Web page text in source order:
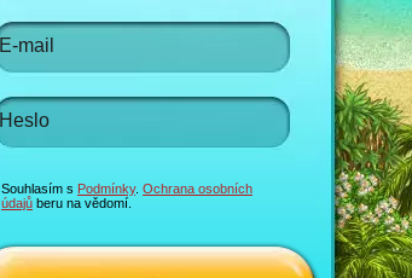
Souhlasím s Podmínky. Ochrana osobních
údajůberu na vědomí.